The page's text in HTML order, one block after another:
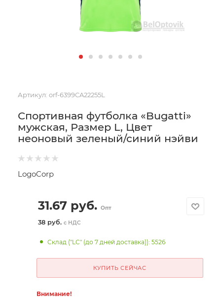
Артикул: orf-6399CA22255L
Спортивная футболка «Bugatti»
мужская, Размер L, Цвет
неоновый зеленый/синий нэйви
LogoCorp
31.67 руб. Опт
38 руб. с НДС
Склад ("LC" (до 7 дней доставка)): 5526
КУПИТЬ СЕЙЧАС
Внимание!